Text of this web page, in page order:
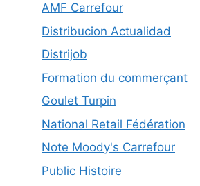
AMF Carrefour
Distribucion Actualidad
Distrijob
Formation du commerçant
Goulet Turpin
National Retail Fédération
Note Moody's Carrefour
Public Histoire